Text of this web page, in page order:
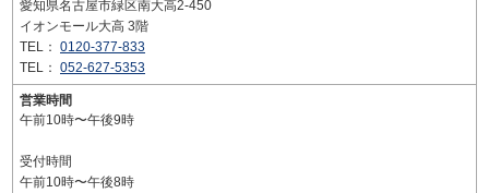
愛知県名古屋市緑区南大高2-450
イオンモール大高 3階
TEL： 0120-377-833
TEL： 052-627-5353
営業時間
午前10時〜午後9時
受付時間
午前10時〜午後8時